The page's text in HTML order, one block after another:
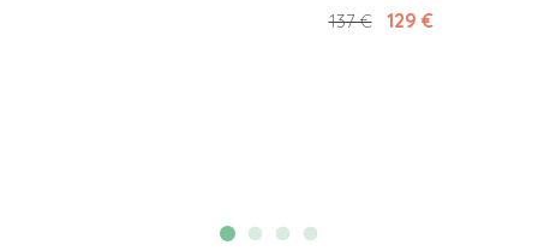
Prix de base
137 € Prix
129 €